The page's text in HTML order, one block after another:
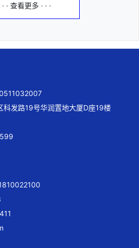
· · 查看更多 · · ·
科发路19号华润置地大厦D座19楼